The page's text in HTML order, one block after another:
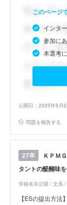
このページ
インタ
参加に
本選考
公開日：2025年9月
問題を報告する
27卒
ＫＰＭ
タントの醍醐味
学校名非公開 / 文系
【ESの提出方法